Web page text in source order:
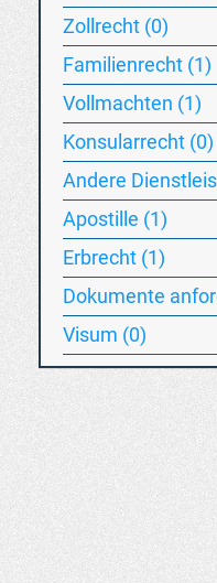
Zollrecht (0)
Familienrecht (1)
Vollmachten (1)
Konsularrecht (0)
Andere
Apostille (1)
Erbrecht (1)
Dokumente
Visum (0)